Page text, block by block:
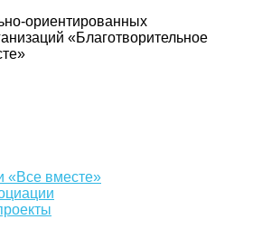
ориентированных
«Благотворительное
«Все вместе»